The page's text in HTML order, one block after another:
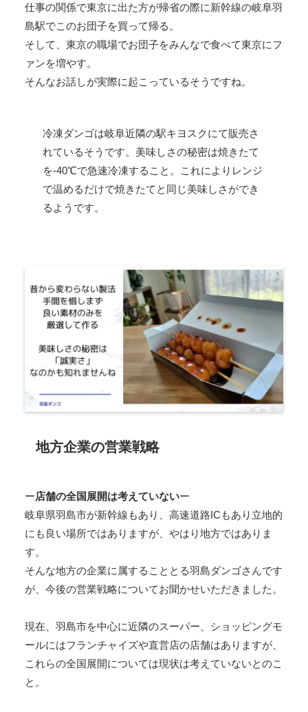
仕事の関係で東京に出た方が帰省の際に新幹線の岐阜羽
島駅でこのお団子を買って帰る。
そして、東京の職場でお団子をみんなで食べて東京にフ
ァンを増やす。
そんなお話しが実際に起こっているそうですね。
冷凍ダンゴは岐阜近隣の駅キヨスクにて販売さ
れているそうです。美味しさの秘密は焼きたて
を-40℃で急速冷凍すること。これによりレンジ
で温めるだけで焼きたてと同じ美味しさができ
るようです。
地方企業の営業戦略
ー店舗の全国展開は考えていないー
岐阜県羽島市が新幹線もあり、高速道路ICもあり立地的
にも良い場所ではありますが、やはり地方ではありま
す。
そんな地方の企業に属することとる羽島ダンゴさんです
が、今後の営業戦略についてお聞かせいただきました。
現在、羽島市を中心に近隣のスーパー、ショッピングモ
ールにはフランチャイズや直営店の店舗はありますが、
これらの全国展開については現状は考えていないとのこ
と。